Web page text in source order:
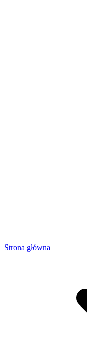
Strona główna